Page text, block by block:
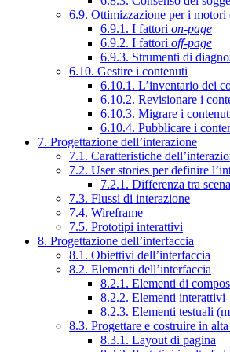
6.9. Ottimizzazione per i motori
6.9.1. I fattori on-page
6.9.2. I fattori off-page
6.9.3. Strumenti di
6.10. Gestire i contenuti
6.10.1. L’inventario dei
6.10.2. Revisionare i
6.10.3. Migrare i
6.10.4. Pubblicare i
7. Progettazione dell’interazione
7.1. Caratteristiche
7.2. User stories per definire
7.2.1. Differenza tra
7.3. Flussi di interazione
7.4. Wireframe
7.5. Prototipi interattivi
8. Progettazione dell’interfaccia
8.1. Obiettivi dell’interfaccia
8.2. Elementi dell’interfaccia
8.2.1. Elementi di
8.2.2. Elementi interattivi
8.2.3. Elementi testuali
8.3. Progettare e costruire in
8.3.1. Layout di pagina